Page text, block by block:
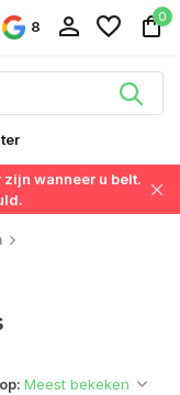
8
0
wanneer u belt.